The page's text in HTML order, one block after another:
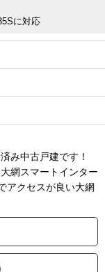
に対応
み中古戸建です！
網スマートインター
アクセスが良い大網